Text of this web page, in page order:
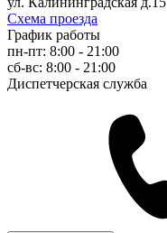
Схема проезда
График работы
пн-пт: 8:00 - 21:00
сб-вс: 8:00 - 21:00
Диспетчерская служба